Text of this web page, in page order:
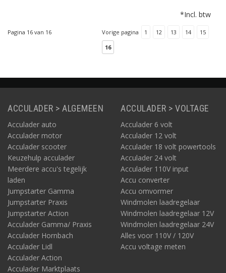
staat bekend om zijn
kwaliteit en
veelzijdigheid op het
voedingskabels.
*Incl. btw
Pagina 16 van 16 Vorige pagina 1 12 13 14
15
16
ACCULADER > ALGEMEEN
Acculader auto
Acculader motor
Acculader scooter
Keuzehulp acculader
Meerdere accu's tegelijk
laden
Jumpstarter Gamma
Jumpstarter Praxis
Jumpstarter Action
Acculader Gamma/ Praxis
Acculader Hornbach
Acculader Lidl
Acculader Action
Acculader Marktplaats
ACCULADER > VOLTAGE
Acculader 6 volt
Acculader 12 volt
Acculader 18 volt powertools
Acculader 24 volt
Acculader 110V input
Accu converter
Accu omvormer
Windmolen laadregelaar
Windmolen laadregelaar 12V
Windmolen laadregelaar 24V
Alles voor 110V / 120V
Accu voltage meten